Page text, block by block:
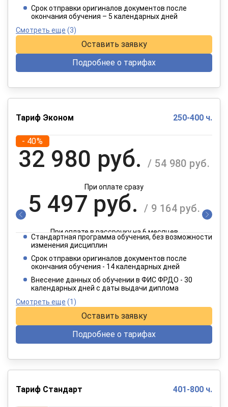
При оплате в рассрочку на 12 месяцев
Срок отправки оригиналов документов после
окончания обучения – 5 календарных дней
Смотреть еще (3)
Оставить заявку
Подробнее о тарифах
Тариф Эконом 250-400 ч.
- 40%
32 980 руб. / 54 980 руб.
При оплате сразу
5 497 руб. / 9 164 руб.
При оплате в рассрочку на 6 месяцев
2 749 руб.
При оплате в рассрочку на 12 месяцев
Стандартная программа обучения, без возможности
изменения дисциплин
Срок отправки оригиналов документов после
окончания обучения - 14 календарных дней
Внесение данных об обучении в ФИС ФРДО - 30
календарных дней с даты выдачи диплома
Смотреть еще (1)
Оставить заявку
Подробнее о тарифах
Тариф Стандарт 401-800 ч.